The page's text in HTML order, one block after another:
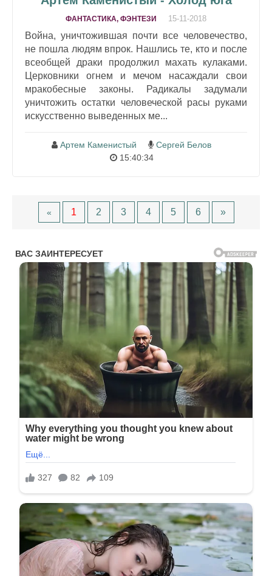
ФАНТАСТИКА, ФЭНТЕЗИ 15-11-2018
Война, уничтожившая почти все человечество,
не пошла людям впрок. Нашлись те, кто и после
всеобщей драки продолжил махать кулаками.
Церковники огнем и мечом насаждали свои
мракобесные законы. Радикалы задумали
уничтожить остатки человеческой расы руками
искусственно выведенных ме...
Артем Каменистый
Сергей Белов
15:40:34
« 1 2 3 4 5 6 »